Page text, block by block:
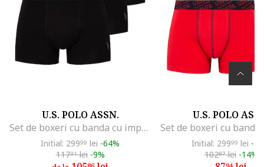
U.S. POLO ASSN.
Set de boxeri cu banda cu imprimeu logo - 3 perechi, Negru/Gri
Initial: 29999 lei -64%
11731lei -9%
U.S. POLO
Initial: 29999 lei -
10287lei -14%